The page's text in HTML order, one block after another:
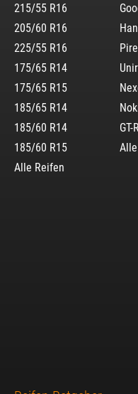
215/55 R16
205/60 R16
225/55 R16
175/65 R14
175/65 R15
185/65 R14
185/60 R14
185/60 R15
Alle Reifen